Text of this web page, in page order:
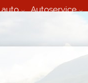
Autoservice